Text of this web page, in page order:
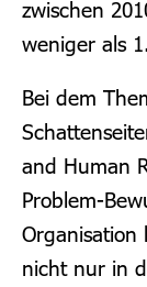
zwischen
weniger als
Bei dem
and Human
Problem-
Organisation
nicht nur in